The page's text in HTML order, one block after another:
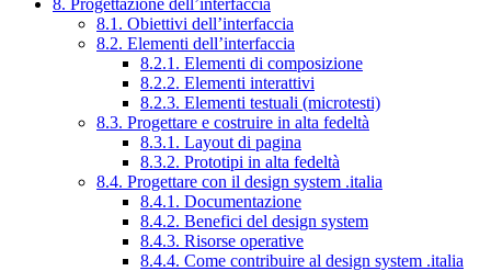
8.1. Obiettivi dell’interfaccia
8.2. Elementi dell’interfaccia
8.2.1. Elementi di composizione
8.2.2. Elementi interattivi
8.2.3. Elementi testuali (microtesti)
8.3. Progettare e costruire in alta fedeltà
8.3.1. Layout di pagina
8.3.2. Prototipi in alta fedeltà
8.4. Progettare con il design system .italia
8.4.1. Documentazione
8.4.2. Benefici del design system
8.4.3. Risorse operative
8.4.4. Come contribuire al design system .italia